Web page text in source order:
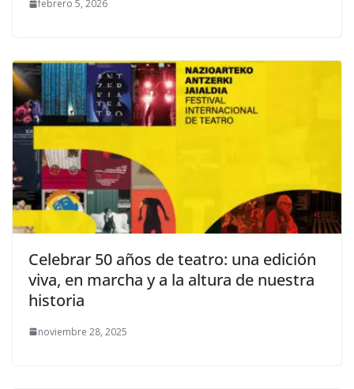
febrero 5, 2026
Celebrar 50 años de teatro: una edición
viva, en marcha y a la altura de nuestra
historia
noviembre 28, 2025